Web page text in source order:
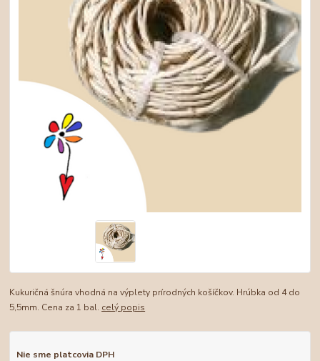
Kukuričná šnúra vhodná na výplety prírodných košíčkov. Hrúbka od 4 do
5,5mm. Cena za 1 bal. celý popis
Nie sme platcovia DPH